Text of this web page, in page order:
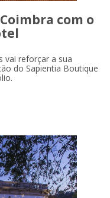
com o
vai reforçar a sua
do Sapientia Boutique